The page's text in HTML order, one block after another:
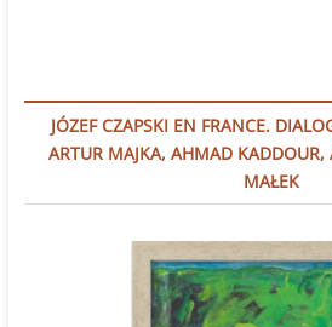
JÓZEF CZAPSKI EN FRANCE.
ARTUR MAJKA, AHMAD
MAŁEK